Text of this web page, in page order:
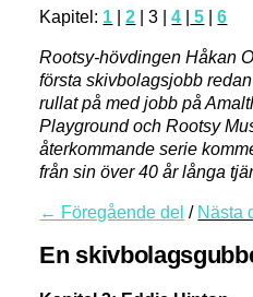
Kapitel: 1 |2 | 3 |4 5 |6
Rootsy-hövdingen Håkan
första skivbolagsjobb
rullat på med jobb på
Playground och Rootsy
återkommande serie
från sin över 40 år långa
← Föregående del / Nästa
En